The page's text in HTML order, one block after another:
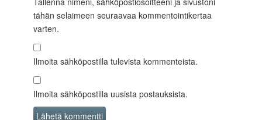
tähän selaimeen seuraavaa kommentointikertaa
varten.
Ilmoita sähköpostilla tulevista kommenteista.
Ilmoita sähköpostilla uusista postauksista.